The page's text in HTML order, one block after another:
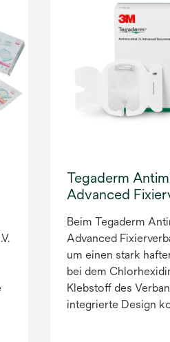
Tegaderm
Advanced
Beim Tegaderm
Advanced
um einen stark
bei dem
Klebstoff des
integrierte Design